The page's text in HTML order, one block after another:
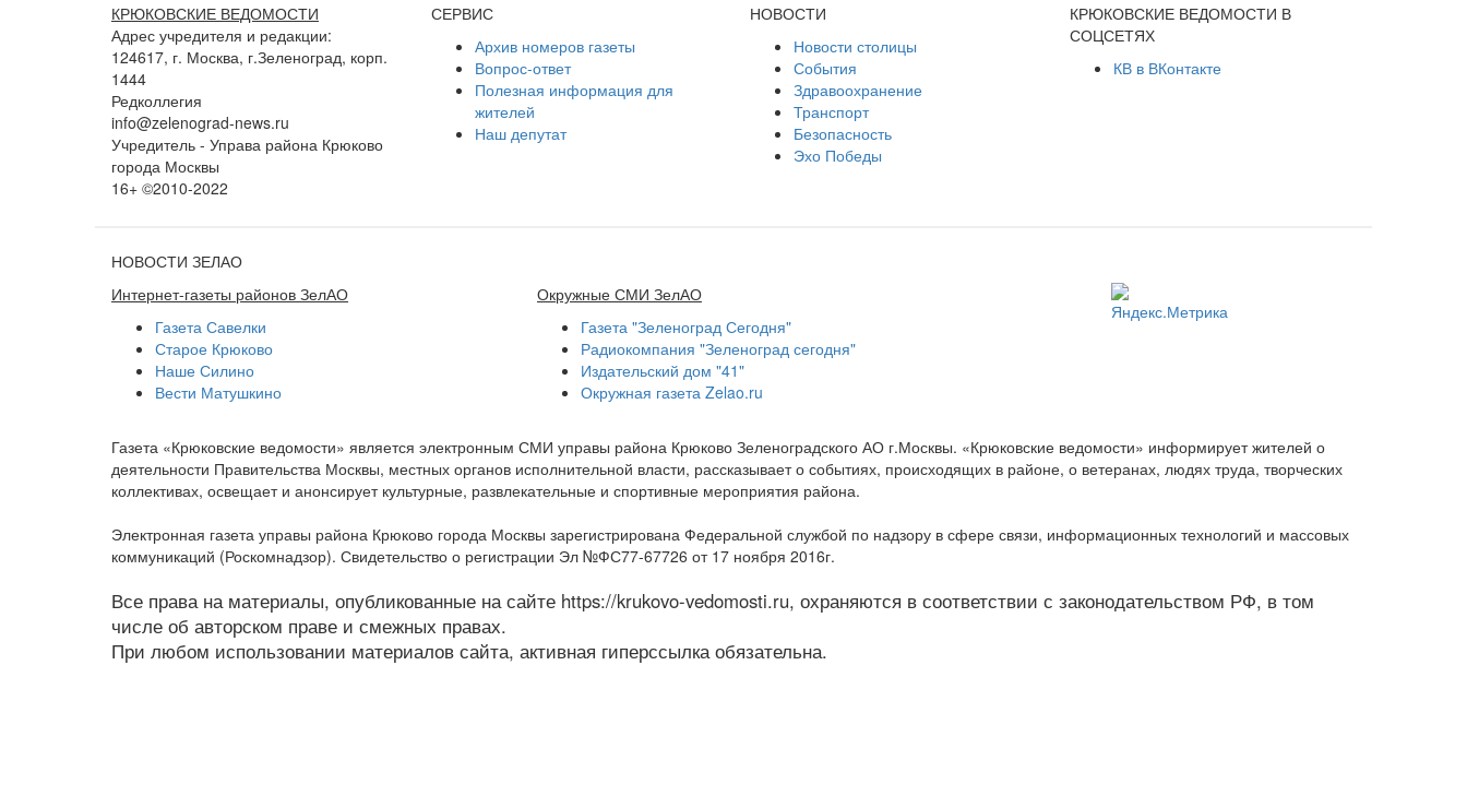
КРЮКОВСКИЕ ВЕДОМОСТИ
Адрес учредителя и редакции:
124617, г. Москва, г.Зеленоград, корп.
1444
Редколлегия
info@zelenograd-news.ru
Учредитель - Управа района Крюково
города Москвы
16+ ©2010-2022
СЕРВИС
Архив номеров газеты
Вопрос-ответ
Полезная информация для
жителей
Наш депутат
НОВОСТИ
Новости столицы
События
Здравоохранение
Транспорт
Безопасность
Эхо Победы
КРЮКОВСКИЕ ВЕДОМОСТИ В
СОЦСЕТЯХ
КВ в ВКонтакте
НОВОСТИ ЗЕЛАО
Интернет-газеты районов ЗелАО
Газета Савелки
Старое Крюково
Наше Силино
Вести Матушкино
Окружные СМИ ЗелАО
Газета "Зеленоград Сегодня"
Радиокомпания "Зеленоград сегодня"
Издательский дом "41"
Окружная газета Zelao.ru
Газета «Крюковские ведомости» является электронным СМИ управы района Крюково Зеленоградского АО г.Москвы. «Крюковские ведомости» информирует жителей о
деятельности Правительства Москвы, местных органов исполнительной власти, рассказывает о событиях, происходящих в районе, о ветеранах, людях труда, творческих
коллективах, освещает и анонсирует культурные, развлекательные и спортивные мероприятия района.
Электронная газета управы района Крюково города Москвы зарегистрирована Федеральной службой по надзору в сфере связи, информационных технологий и массовых
коммуникаций (Роскомнадзор). Свидетельство о регистрации Эл №ФС77-67726 от 17 ноября 2016г.
Все права на материалы, опубликованные на сайте https://krukovo-vedomosti.ru, охраняются в соответствии с законодательством РФ, в том
числе об авторском праве и смежных правах.
При любом использовании материалов сайта, активная гиперссылка обязательна.